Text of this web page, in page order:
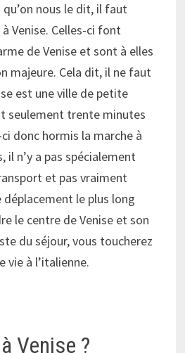
nous le dit, il faut
Venise. Celles-ci font
de Venise et sont à elles
majeure. Cela dit, il ne faut
est une ville de petite
seulement trente minutes
donc hormis la marche à
il n’y a pas spécialement
et pas vraiment
déplacement le plus long
le centre de Venise et son
du séjour, vous toucherez
vie à l’italienne.
Venise ?